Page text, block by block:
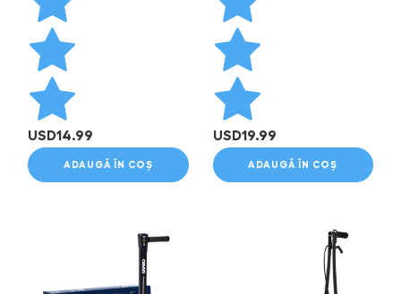
USD14.99
ADAUGĂ ÎN COȘ
USD19.99
ADAUGĂ ÎN COȘ